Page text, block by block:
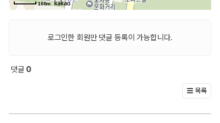
100m
로그인한 회원만 댓글 등록이 가능합니다.
댓글 0
목록